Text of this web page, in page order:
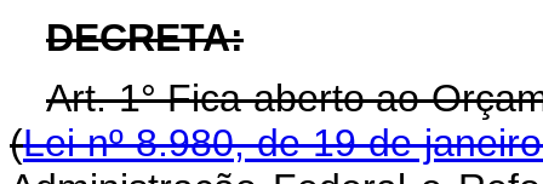
DECRETA:
Art. 1° Fica aberto ao
(Lei nº 8.980, de 19 de